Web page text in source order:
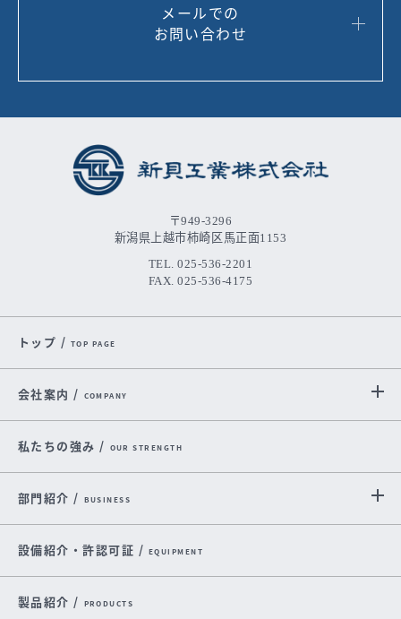
メールでの
お問い合わせ
〒949-3296
新潟県上越市柿崎区馬正面1153
TEL. 025-536-2201
FAX. 025-536-4175
トップ / TOP PAGE
会社案内 / COMPANY
私たちの強み / OUR STRENGTH
部門紹介 / BUSINESS
設備紹介・許認可証 / EQUIPMENT
製品紹介 / PRODUCTS